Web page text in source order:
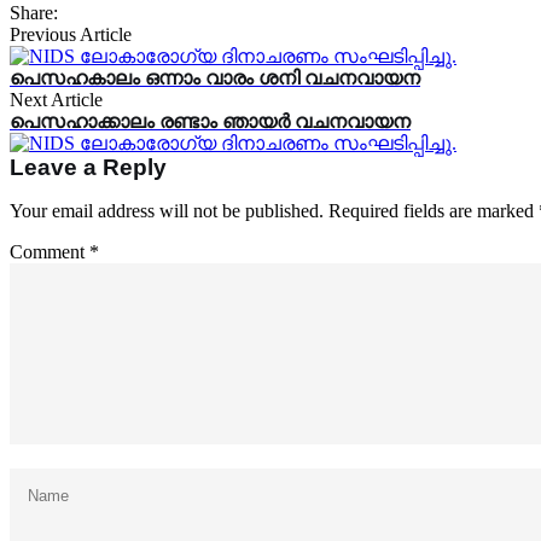
Share:
Previous Article
പെസഹകാലം ഒന്നാം വാരം ശനി വചനവായന
Next Article
പെസഹാക്കാലം രണ്ടാം ഞായർ വചനവായന
Leave a Reply
Your email address will not be published. Required fields are marked
Comment *